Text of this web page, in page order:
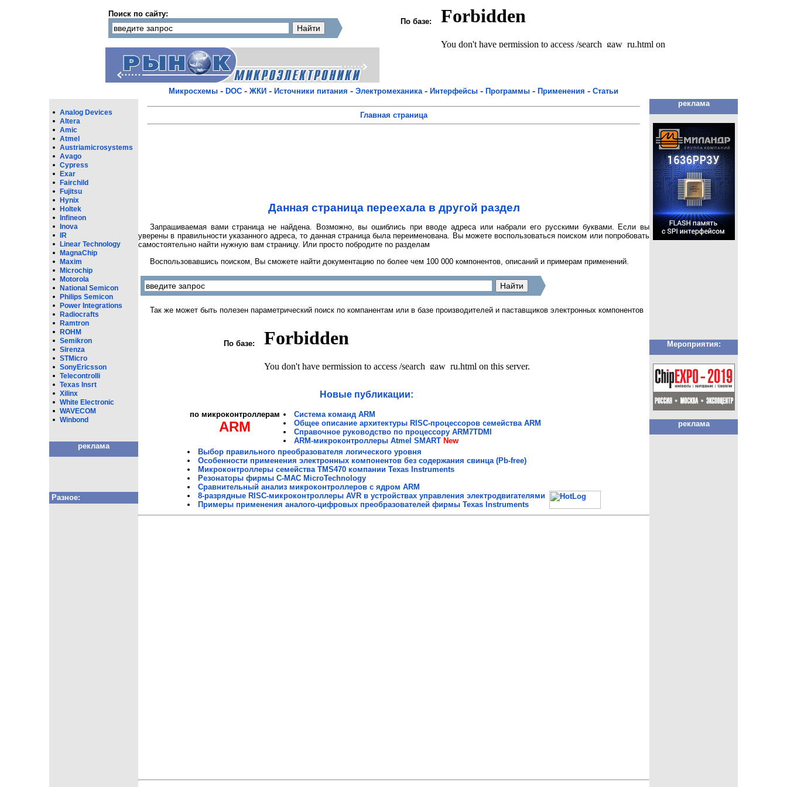
Поиск по сайту:
По базе:
Микросхемы - DOC - ЖКИ - Источники питания - Электромеханика - Интерфейсы - Программы - Применения - Статьи
Analog Devices
Altera
Amic
Atmel
Austriamicrosystems
Avago
Cypress
Exar
Fairchild
Fujitsu
Hynix
Holtek
Infineon
Inova
IR
Linear Technology
MagnaChip
Maxim
Microchip
Motorola
National Semicon
Philips Semicon
Power Integrations
Radiocrafts
Ramtron
ROHM
Semikron
Sirenza
STMicro
SonyEricsson
Telecontrolli
Texas Insrt
Xilinx
White Eleсtronic
WAVECOM
Winbond
реклама
Разное:
Главная страница
Данная страница переехала в другой раздел
Запрашиваемая вами страница не найдена. Возможно, вы ошиблись при вводе адреса или набрали его русскими буквами. Если вы
уверены в правильности указанного адреса, то данная страница была переименована. Вы можете воспользоваться поиском или попробовать
самостоятельно найти нужную вам страницу. Или просто побродите по разделам
Воспользовавшись поиском, Вы сможете найти документацию по более чем 100 000 компонентов, описаний и примерам применений.
Так же может быть полезен параметрический поиск по компанентам или в базе производителей и паставщиков электронных компонентов
По базе:
Новые публикации:
по микроконтроллерам
ARM
Система команд ARM
Общее описание архитектуры RISС-процессоров семейства ARM
Справочное руководство по процессору ARM7TDMI
ARM-микроконтроллеры Atmel SMART New
Выбор правильного преобразователя логического уровня
Особенности применения электронных компонентов без содержания свинца (Pb-free)
Микроконтроллеры семейства TMS470 компании Texas Instruments
Резонаторы фирмы C-MAC MicroTechnology
Сравнительный анализ микроконтроллеров с ядром ARM
8-разрядные RISC-микроконтроллеры AVR в устройствах управления электродвигателями
Примеры применения аналого-цифровых преобразователей фирмы Texas Instruments
реклама
Мероприятия:
реклама